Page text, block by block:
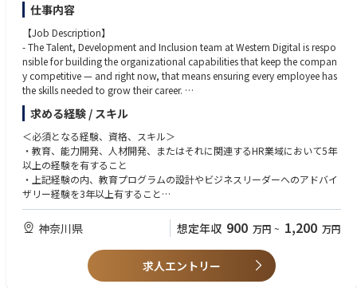
組織・人員戦略
•事業戦略に基づく人員計画、人員配置および組織体制・組織編制の企
画・提案
•組織および人員に関する課題の分析、組織開発・人員最適化に向けた施
策の立案・実行
•組織改編等の組織・人事施策の企画・推進
•PIP（Performance Improvement Plan）等の人事施策への対応・推進
仕事内容
【Job Description】
- The Talent, Development and Inclusion team at Western Digital is respo
nsible for building the organizational capabilities that keep the compan
y competitive — and right now, that means ensuring every employee has
the skills needed to grow their career.
- The Learning and Development Manager – Japan will own the end-to-e
nd learning assessment and delivery for WD's Japan workforce, translatin
g global priorities into practical, locally resonant programs that build re
al capability at every level of the organization.
- This role works closely with Japan business leaders and the global Tale
nt, Development and Inclusion team to identify where the gaps are, desig
n solutions that close them, and measure whether the learning is effective
- This role will report to the Director, Talent Development and Inclusion, A
sia-Pacific Region and is an incredible opportunity to be part of a global
team and partnering on global programs while also having accountabili
ty for learning and development for all teams in Japan.
求める経験 / スキル
＜必須となる経験、資格、スキル＞
・教育、能力開発、人材開発、またはそれに関連するHR業域において5年
以上の経験を有すること
・上記経験の内、教育プログラムの設計やビジネスリーダーへのアドバイ
ザリー経験を3年以上有すること
・組織規模に応じた能力ギャップを解消する学習プログラムの設計・提供
経験
・シニアビジネスリーダーとの信頼関係構築能力、および、事業課題を学
習施策に落とし込むスキル
＜あれば望ましいスキル＞
神奈川県 想定年収 900 万円 ~ 1,200 万円
求人エントリー